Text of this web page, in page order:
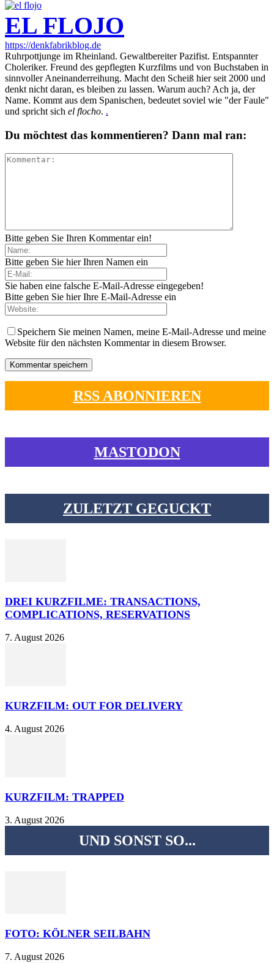
EL FLOJO
https://denkfabrikblog.de
Ruhrpottjunge im Rheinland. Gewaltbereiter Pazifist. Entspannter
Choleriker. Freund des gepflegten Kurzfilms und von Buchstaben in
sinnvoller Aneinanderreihung. Macht den Scheiß hier seit 2000 und
denkt nicht daran, es bleiben zu lassen. Warum auch? Ach ja, der
Name. Kommt aus dem Spanischen, bedeutet soviel wie "der Faule"
und spricht sich el flocho. .
Du möchtest das kommentieren? Dann mal ran:
Bitte geben Sie Ihren Kommentar ein!
Bitte geben Sie hier Ihren Namen ein
Sie haben eine falsche E-Mail-Adresse eingegeben!
Bitte geben Sie hier Ihre E-Mail-Adresse ein
Speichern Sie meinen Namen, meine E-Mail-Adresse und meine
Website für den nächsten Kommentar in diesem Browser.
RSS ABONNIEREN
MASTODON
ZULETZT GEGUCKT
DREI KURZFILME: TRANSACTIONS,
COMPLICATIONS, RESERVATIONS
7. August 2026
KURZFILM: OUT FOR DELIVERY
4. August 2026
KURZFILM: TRAPPED
3. August 2026
UND SONST SO...
FOTO: KÖLNER SEILBAHN
7. August 2026